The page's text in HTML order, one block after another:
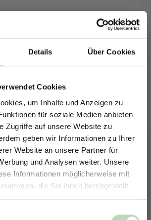
Details Über Cookies
Cookies
um Inhalte und Anzeigen zu
für soziale Medien anbieten
Zugriffe auf unsere Website zu
geben wir Informationen zu Ihrer
Website an unsere Partner für
und Analysen weiter. Unsere
Informationen möglicherweise mit
die Sie ihnen bereitgestellt
im Rahmen Ihrer Nutzung der Dienste
5% RABATT AUF
RÜCKWÄNDE